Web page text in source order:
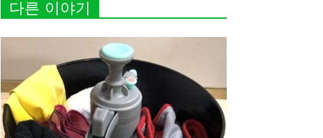
다른 이야기